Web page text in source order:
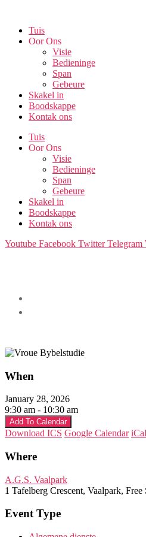
content
Tuis
Oor Ons
Visie
Bedieninge
Span
Gebeure
Skakel in
Boodskappe
Kontak ons
Tuis
Oor Ons
Visie
Bedieninge
Span
Gebeure
Skakel in
Boodskappe
Kontak ons
Youtube Facebook Twitter Telegram
When
January 28, 2026
9:30 am - 10:30 am
Add To Calendar
Download ICS Google Calendar
Where
A.G.S. Vaalpark
1 Tafelberg Crescent, Vaalpark, Free
Event Type